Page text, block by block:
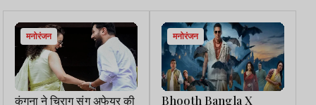
मनोरंजन
कंगना ने चिराग संग अफेयर की
मनोरंजन
Bhooth Bangla X